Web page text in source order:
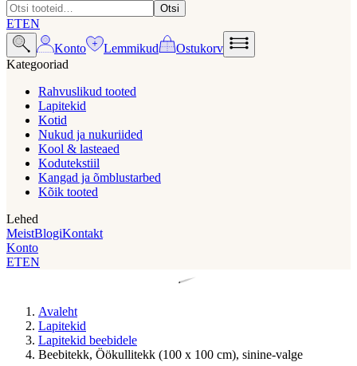
Otsi
ETEN
Konto
Lemmikud
Ostukorv
Kategooriad
Rahvuslikud tooted
Lapitekid
Kotid
Nukud ja nukuriided
Kool & lasteaed
Kodutekstiil
Kangad ja õmblustarbed
Kõik tooted
Lehed
MeistBlogiKontakt
Konto
ETEN
Avaleht
Lapitekid
Lapitekid beebidele
Beebitekk, Öökullitekk (100 x 100 cm), sinine-valge